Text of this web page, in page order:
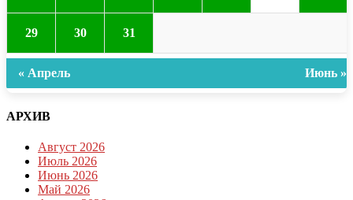
29 30 31
« Апрель Июнь »
АРХИВ
Август 2026
Июль 2026
Июнь 2026
Май 2026